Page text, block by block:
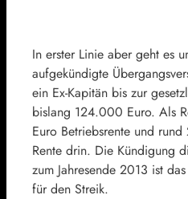
In erster Linie aber geht es
aufgekündigte
ein Ex-Kapitän bis zur
bislang 124.000 Euro. Als
Euro Betriebsrente und
Rente drin. Die Kündigung
zum Jahresende 2013 ist
für den Streik.